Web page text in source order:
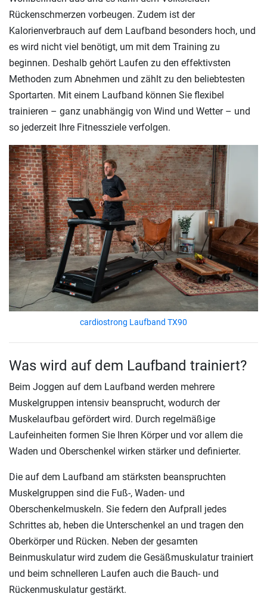
Rückenschmerzen vorbeugen. Zudem ist der
Kalorienverbrauch auf dem Laufband besonders hoch, und
es wird nicht viel benötigt, um mit dem Training zu
beginnen. Deshalb gehört Laufen zu den effektivsten
Methoden zum Abnehmen und zählt zu den beliebtesten
Sportarten. Mit einem Laufband können Sie flexibel
trainieren – ganz unabhängig von Wind und Wetter – und
so jederzeit Ihre Fitnessziele verfolgen.
cardiostrong Laufband TX90
Was wird auf dem Laufband trainiert?
Beim Joggen auf dem Laufband werden mehrere
Muskelgruppen intensiv beansprucht, wodurch der
Muskelaufbau gefördert wird. Durch regelmäßige
Laufeinheiten formen Sie Ihren Körper und vor allem die
Waden und Oberschenkel wirken stärker und definierter.
Die auf dem Laufband am stärksten beanspruchten
Muskelgruppen sind die Fuß-, Waden- und
Oberschenkelmuskeln. Sie federn den Aufprall jedes
Schrittes ab, heben die Unterschenkel an und tragen den
Oberkörper und Rücken. Neben der gesamten
Beinmuskulatur wird zudem die Gesäßmuskulatur trainiert
und beim schnelleren Laufen auch die Bauch- und
Rückenmuskulatur gestärkt.